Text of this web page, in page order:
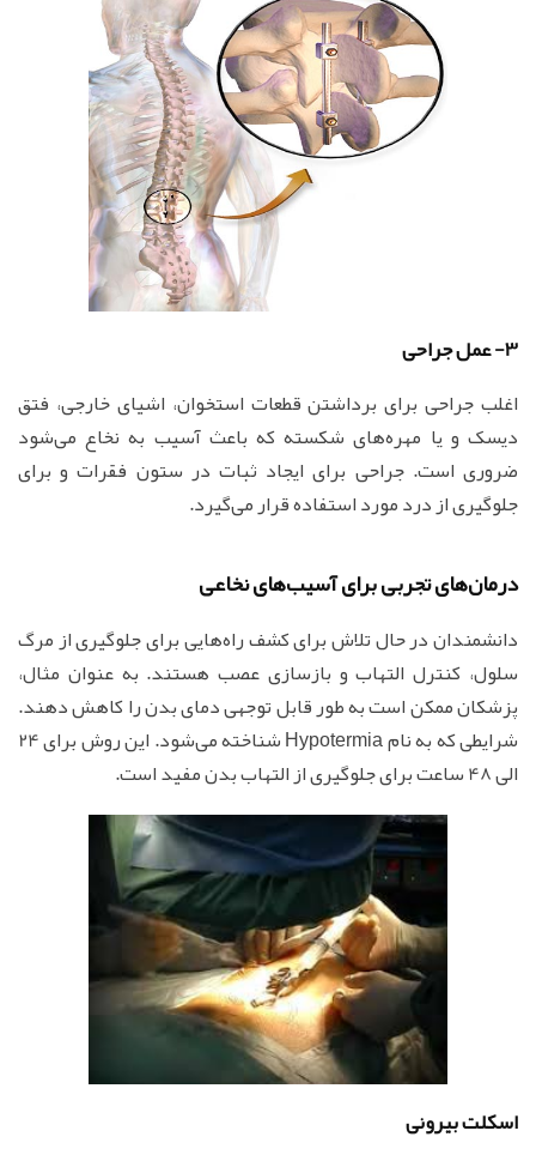
3- عمل جراحی
اغلب جراحی برای برداشتن قطعات استخوان، اشیای خارجی، فتق
دیسک و یا مهره‌های شکسته که باعث آسیب به نخاع می‌شود
ضروری است. جراحی برای ایجاد ثبات در ستون فقرات و برای
جلوگیری از درد مورد استفاده قرار می‌گیرد.
درمان‌های تجربی برای آسیب‌های نخاعی
دانشمندان در حال تلاش برای کشف راه‌هایی برای جلوگیری از مرگ
سلول، کنترل التهاب و بازسازی عصب هستند. به عنوان مثال،
پزشکان ممکن است به طور قابل توجهی دمای بدن را کاهش دهند.
شرایطی که به نام Hypotermia شناخته می‌شود. این روش برای 24
الی 48 ساعت برای جلوگیری از التهاب بدن مفید است.
اسکلت بیرونی